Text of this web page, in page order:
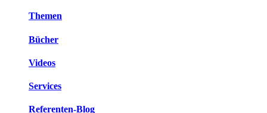
Themen
Bücher
Videos
Services
Referenten-Blog